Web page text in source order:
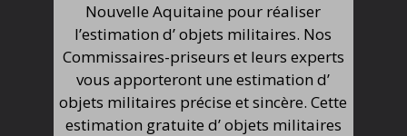
Nouvelle Aquitaine pour réaliser
l’estimation d’ objets militaires. Nos
Commissaires-priseurs et leurs experts
vous apporteront une estimation d’
objets militaires précise et sincère. Cette
estimation gratuite d’ objets militaires